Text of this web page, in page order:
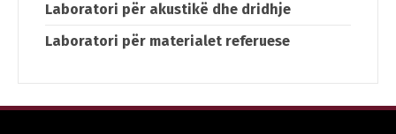
Laboratori për akustikë dhe dridhje
Laboratori për materialet referuese